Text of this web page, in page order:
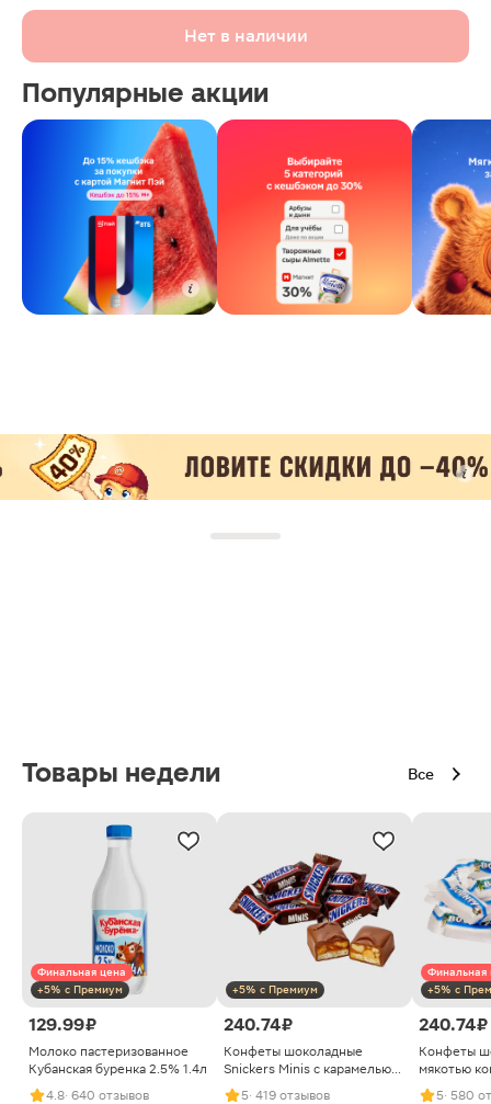
Нет в наличии
Популярные акции
Товары недели Все
Финальная цена
+5% с Премиум
129.99 ₽
Молоко пастеризованное
Кубанская буренка 2.5% 1.4л
4.8· 640 отзывов
+5% с Премиум
240.74 ₽
Конфеты шоколадные
Snickers Minis с карамелью
арахисом и нугой
5· 419 отзывов
Финальная
+5% с
240.74 ₽
Конфеты
мякотью
5· 580